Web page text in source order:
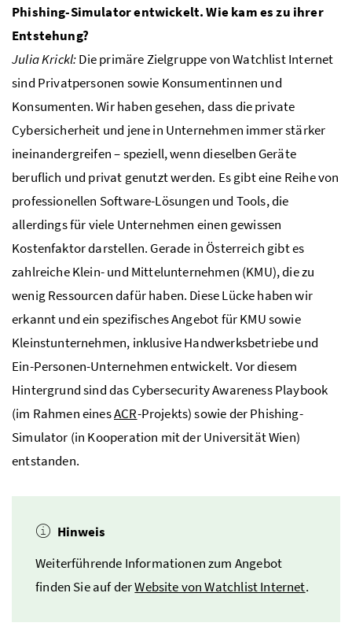
Phishing-Simulator entwickelt. Wie kam es zu ihrer
Entstehung?
Julia Krickl:Die primäre Zielgruppe von Watchlist Internet
sind Privatpersonen sowie Konsumentinnen und
Konsumenten. Wir haben gesehen, dass die private
Cybersicherheit und jene in Unternehmen immer stärker
ineinandergreifen – speziell, wenn dieselben Geräte
beruflich und privat genutzt werden. Es gibt eine Reihe von
professionellen Software-Lösungen und Tools, die
allerdings für viele Unternehmen einen gewissen
Kostenfaktor darstellen. Gerade in Österreich gibt es
zahlreiche Klein- und Mittelunternehmen (KMU), die zu
wenig Ressourcen dafür haben. Diese Lücke haben wir
erkannt und ein spezifisches Angebot für KMU sowie
Kleinstunternehmen, inklusive Handwerksbetriebe und
Ein-Personen-Unternehmen entwickelt. Vor diesem
Hintergrund sind das Cybersecurity Awareness Playbook
(im Rahmen einesACR-Projekts) sowie der Phishing-
Simulator (in Kooperation mit der Universität Wien)
entstanden.
Hinweis
Weiterführende Informationen zum Angebot
finden Sie auf derWebsite von Watchlist Internet.